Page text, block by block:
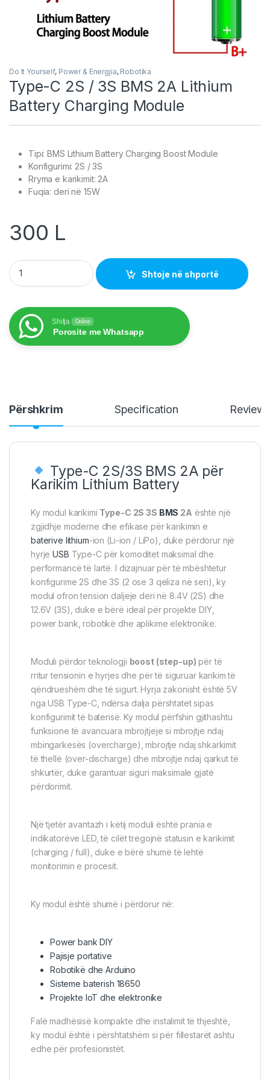
Do It Yourself, Power & Energjia, Robotika
Type-C 2S / 3S BMS 2A Lithium
Battery Charging Module
Tipi: BMS Lithium Battery Charging Boost Module
Konfigurimi: 2S / 3S
Rryma e karikimit: 2A
Fuqia: deri në 15W
300 L
Type-C 2S / 3S BMS 2A Lithium Battery Charging Module
Shtoje në shportë
Shitja Online
Porosite me Whatsapp
Përshkrim Specification
Type-C 2S/3S BMS 2A për
Karikim Lithium Battery
Ky modul karikimi Type-C 2S 3S BMS 2A është një
zgjidhje moderne dhe efikase për karikimin e
baterive lithium-ion (Li-ion / LiPo), duke përdorur një
hyrjeUSB Type-C për komoditet maksimal dhe
performancë të lartë. I dizajnuar për të mbështetur
konfigurime 2S dhe 3S (2 ose 3 qeliza në seri), ky
modul ofron tension daljeje deri në 8.4V (2S) dhe
12.6V (3S), duke e bërë ideal për projekte DIY,
power bank, robotikë dhe aplikime elektronike.
Moduli përdor teknologji boost (step-up) për të
rritur tensionin e hyrjes dhe për të siguruar karikim të
qëndrueshëm dhe të sigurt. Hyrja zakonisht është 5V
nga USB Type-C, ndërsa dalja përshtatet sipas
konfigurimit të baterisë. Ky modul përfshin gjithashtu
funksione të avancuara mbrojtjeje si mbrojtje ndaj
mbingarkesës (overcharge), mbrojtje ndaj shkarkimit
të thellë (over-discharge) dhe mbrojtje ndaj qarkut të
shkurtër, duke garantuar siguri maksimale gjatë
përdorimit.
Një tjetër avantazh i këtij moduli është prania e
indikatorëve LED, të cilët tregojnë statusin e karikimit
(charging / full), duke e bërë shumë të lehtë
monitorimin e procesit.
Ky modul është shumë i përdorur në:
Power bank DIY
Pajisje portative
Robotikë dhe Arduino
Sisteme baterish 18650
Projekte IoT dhe elektronike
Falë madhësisë kompakte dhe instalimit të thjeshtë,
ky modul është i përshtatshëm si për fillestarët ashtu
edhe për profesionistët.